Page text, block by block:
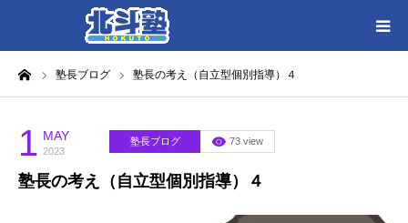
塾長ブログ 塾長の考え（自立型個別指導）４
1 MAY
2023
塾長ブログ 73 view
塾長の考え（自立型個別指導）４
HOME
各教室別に記事を見る
北斗塾／教室一覧